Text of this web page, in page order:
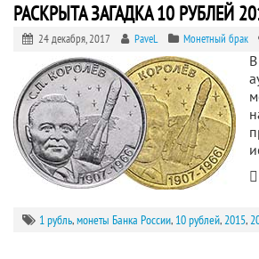
РАСКРЫТА ЗАГАДКА 10 РУБЛЕЙ
24 декабря, 2017 PaveL Монетный брак
1 рубль,монеты Банка России, 10 рублей,2015,